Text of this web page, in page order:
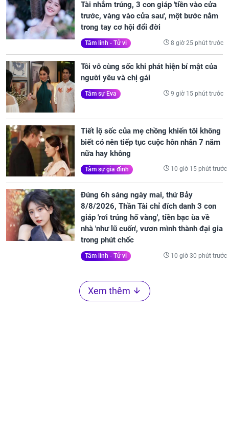
Tài nhắm trúng, 3 con giáp 'tiền vào cửa
trước, vàng vào cửa sau', một bước nắm
trong tay cơ hội đổi đời
Tâm linh - Tử vi 8 giờ 25 phút trước
Tôi vô cùng sốc khi phát hiện bí mật của
người yêu và chị gái
Tâm sự Eva 9 giờ 15 phút trước
Tiết lộ sốc của mẹ chồng khiến tôi không
biết có nên tiếp tục cuộc hôn nhân 7 năm
nữa hay không
Tâm sự gia đình 10 giờ 15 phút trước
Đúng 6h sáng ngày mai, thứ Bảy
8/8/2026, Thần Tài chỉ đích danh 3 con
giáp 'rơi trúng hố vàng', tiền bạc ùa về
nhà 'như lũ cuốn', vươn mình thành đại gia
trong phút chốc
Tâm linh - Tử vi 10 giờ 30 phút trước
Xem thêm